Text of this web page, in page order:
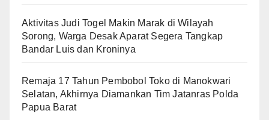
Aktivitas Judi Togel Makin Marak di Wilayah
Sorong, Warga Desak Aparat Segera Tangkap
Bandar Luis dan Kroninya
Remaja 17 Tahun Pembobol Toko di Manokwari
Selatan, Akhirnya Diamankan Tim Jatanras Polda
Papua Barat